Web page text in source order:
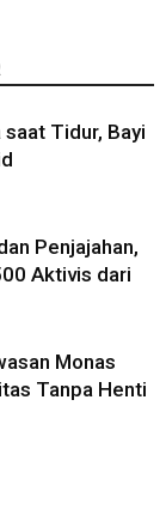
saat Tidur, Bayi
Penjajahan,
Aktivis dari
Monas
Tanpa Henti